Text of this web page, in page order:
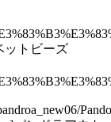
ットビーズ